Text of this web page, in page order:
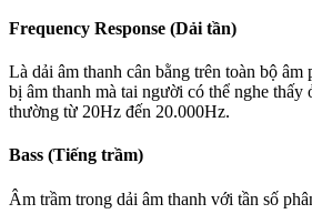
Frequency Response (Dải tần)
Là dải âm thanh cân bằng trên toàn bộ
bị âm thanh mà tai người có thể nghe thấy
thường từ 20Hz đến 20.000Hz.
Bass (Tiếng trầm)
Âm trầm trong dải âm thanh với tần số